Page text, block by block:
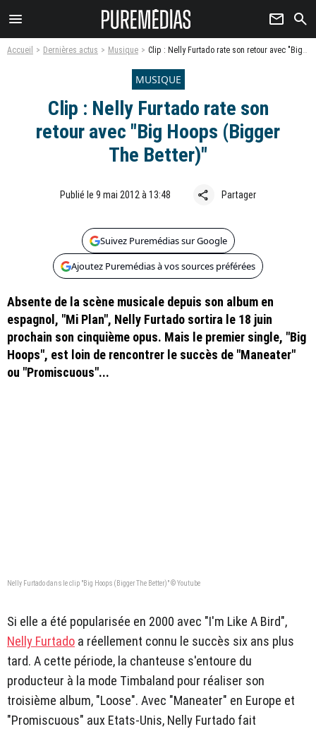
menu newsletter search
Accueil Dernières actus Musique Clip : Nelly Furtado rate son retour avec "Big Hoops (Bigger The Better)"
MUSIQUE
Clip : Nelly Furtado rate son
retour avec "Big Hoops (Bigger
The Better)"
Publié le 9 mai 2012 à 13:48 share Partager
Suivez Puremédias sur Google
Ajoutez Puremédias à vos sources préférées
Absente de la scène musicale depuis son album en
espagnol, "Mi Plan", Nelly Furtado sortira le 18 juin
prochain son cinquième opus. Mais le premier single, "Big
Hoops", est loin de rencontrer le succès de "Maneater"
ou "Promiscuous"...
Nelly Furtado dans le clip "Big Hoops (Bigger The Better)" © Youtube
Si elle a été popularisée en 2000 avec "I'm Like A Bird",
Nelly Furtado a réellement connu le succès six ans plus
tard. A cette période, la chanteuse s'entoure du
producteur à la mode Timbaland pour réaliser son
troisième album, "Loose". Avec "Maneater" en Europe et
"Promiscuous" aux Etats-Unis, Nelly Furtado fait